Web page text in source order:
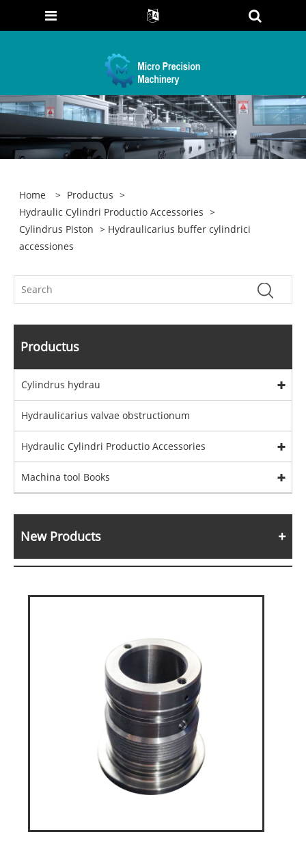
Home > Productus >
Hydraulic Cylindri Productio Accessories >
Cylindrus Piston > Hydraulicarius buffer cylindrici
accessiones
Productus
Cylindrus hydrau
Hydraulicarius valvae obstructionum
Hydraulic Cylindri Productio Accessories
Machina tool Books
New Products